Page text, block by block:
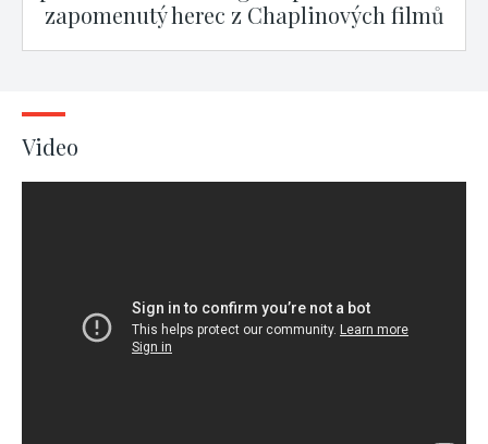
zapomenutý herec z Chaplinových filmů
Video